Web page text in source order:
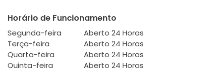
Horário de Funcionamento
Segunda-feira
Aberto 24 Horas
Terça-feira
Aberto 24 Horas
Quarta-feira
Aberto 24 Horas
Quinta-feira
Aberto 24 Horas